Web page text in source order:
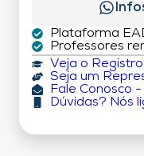
Plataforma
Professores
Veja o
Seja um
Fale Conosco
Dúvidas? Nós